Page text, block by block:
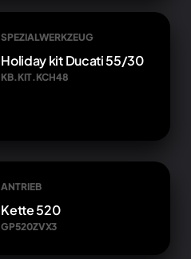
SPEZIALWERKZEUG
Holiday kit Ducati 55/30
KB.KIT.KCH48
ANTRIEB
Kette 520
GP520ZVX3